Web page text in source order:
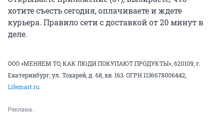
хотите съесть сегодня, оплачиваете и ждете
курьера. Правило сети с доставкой от 20 минут в
деле.
ООО «МЕНЯЕМ ТО, КАК ЛЮДИ ПОКУПАЮТ ПРОДУКТЫ», 620109, г.
Екатеринбург, ул. Токарей, д. 68, кв. 163. ОГРН 1136678006442,
Lifemart.ru.
Реклама.